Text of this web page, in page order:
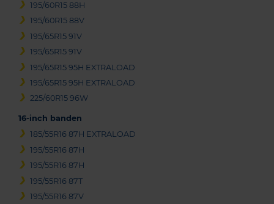
195/60R15 88H
195/60R15 88V
195/65R15 91V
195/65R15 91V
195/65R15 95H EXTRALOAD
195/65R15 95H EXTRALOAD
225/60R15 96W
16-inch banden
185/55R16 87H EXTRALOAD
195/55R16 87H
195/55R16 87H
195/55R16 87T
195/55R16 87V